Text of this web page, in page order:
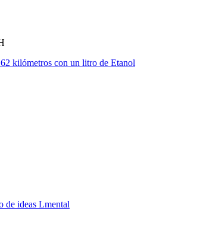
kilómetros con un litro de Etanol
de ideas Lmental